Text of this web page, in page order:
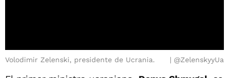
Volodimir Zelenski, presidente de Ucrania. @ZelenskyyUa